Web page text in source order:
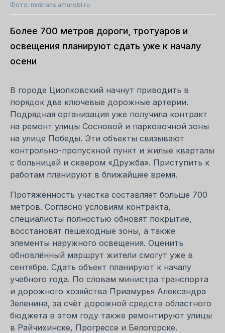
Фото: mintrans.amurobl.ru
Более 700 метров дороги, тротуаров и
освещения планируют сдать уже к началу
осени
В городе Циолковский начнут приводить в
порядок две ключевые дорожные артерии.
Подрядная организация уже получила контракт
на ремонт улицы Сосновой и парковочной зоны
на улице Победы. Эти объекты связывают
контрольно-пропускной пункт и жилые кварталы
с больницей и сквером «Дружба». Приступить к
работам планируют в ближайшее время.
Протяжённость участка составляет больше 700
метров. Согласно условиям контракта,
специалисты полностью обновят покрытие,
восстановят пешеходные зоны, а также
элементы наружного освещения. Оценить
обновлённый маршрут жители смогут уже в
сентябре. Сдать объект планируют к началу
учебного года. По словам министра транспорта
и дорожного хозяйства Приамурья Александра
Зеленина, за счёт дорожной средств областного
бюджета в этом году также ремонтируют улицы
в Райчихинске, Прогрессе и Белогорске.